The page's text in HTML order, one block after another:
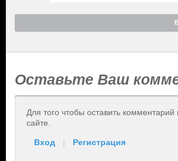
Оставьте Ваш
Для того чтобы оставить
сайте.
Вход | Регистрация